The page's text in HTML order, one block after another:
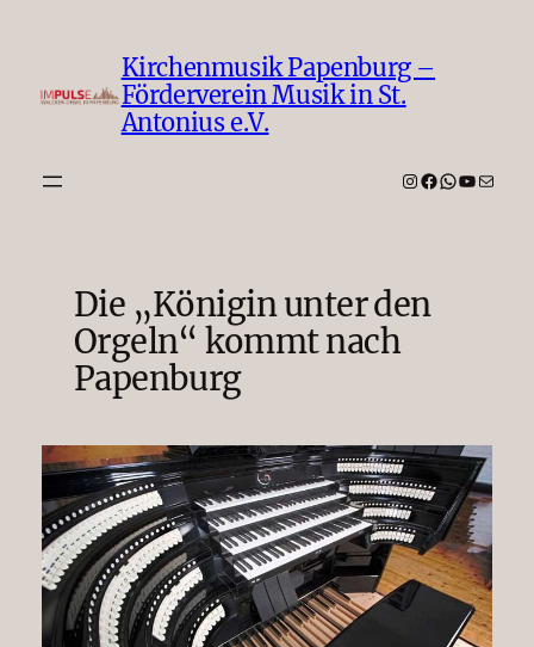
Kirchenmusik Papenburg –
Förderverein Musik in St.
Antonius e.V.
Instagram
Facebook
WhatsApp
E-Mail
Die „Königin unter den
Orgeln“ kommt nach
Papenburg